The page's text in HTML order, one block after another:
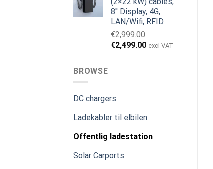
8'' Display, 4G,
LAN/Wifi, RFID
€2,999.00
Den
€2,499.00Den
excl VAT
BROWSE
DC chargers
Ladekabler til elbilen
Offentlig ladestation
Solar Carports